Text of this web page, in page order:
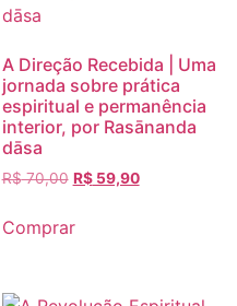
A Direção Recebida | Uma
jornada sobre prática
espiritual e permanência
interior, por Rasānanda
dāsa
R$70,00 R$59,90
Comprar